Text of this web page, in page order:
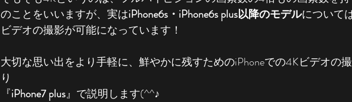
のことをいいますが、実はiPhone6s・iPhone6s plus以降のモデルについて
ビデオの撮影が可能になっています！
大切な思い出をより手軽に、鮮やかに残すためのiPhoneでの4Kビデオの
り
『iPhone7 plus』で説明します(^^♪